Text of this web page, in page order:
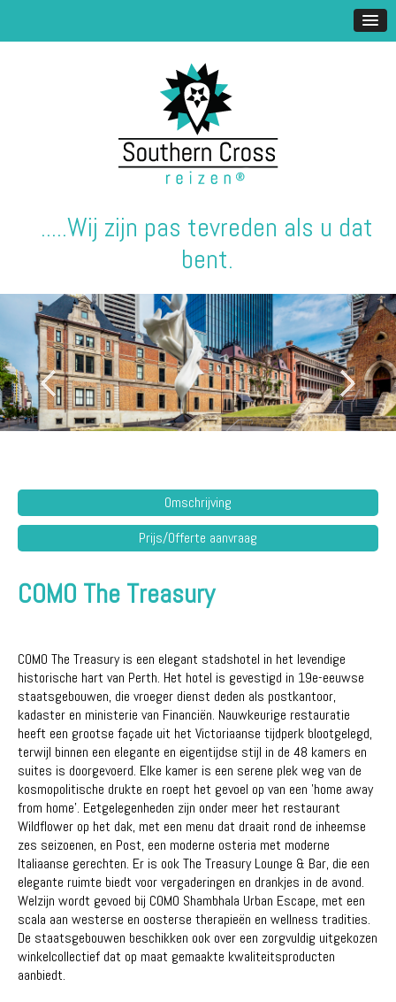
.....Wij zijn pas tevreden als u dat
bent.
Omschrijving
Prijs/Offerte aanvraag
COMO The Treasury
COMO The Treasury is een elegant stadshotel in het levendige
historische hart van Perth. Het hotel is gevestigd in 19e-eeuwse
staatsgebouwen, die vroeger dienst deden als postkantoor,
kadaster en ministerie van Financiën. Nauwkeurige restauratie
heeft een grootse façade uit het Victoriaanse tijdperk blootgelegd,
terwijl binnen een elegante en eigentijdse stijl in de 48 kamers en
suites is doorgevoerd. Elke kamer is een serene plek weg van de
kosmopolitische drukte en roept het gevoel op van een 'home away
from home'. Eetgelegenheden zijn onder meer het restaurant
Wildflower op het dak, met een menu dat draait rond de inheemse
zes seizoenen, en Post, een moderne osteria met moderne
Italiaanse gerechten. Er is ook The Treasury Lounge & Bar, die een
elegante ruimte biedt voor vergaderingen en drankjes in de avond.
Welzijn wordt gevoed bij COMO Shambhala Urban Escape, met een
scala aan westerse en oosterse therapieën en wellness tradities.
De staatsgebouwen beschikken ook over een zorgvuldig uitgekozen
winkelcollectief dat op maat gemaakte kwaliteitsproducten
aanbiedt.